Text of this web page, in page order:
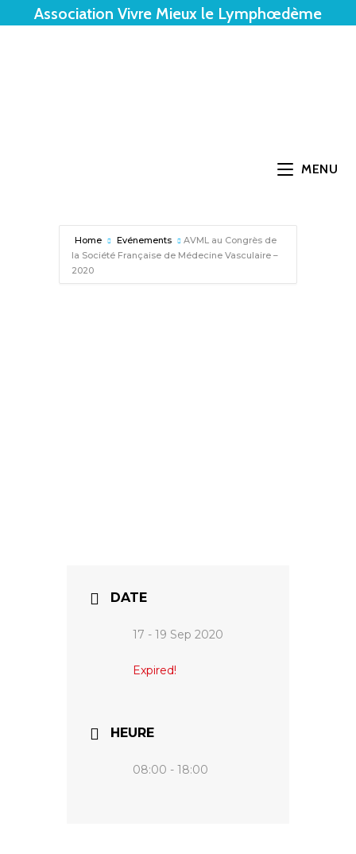
Association Vivre Mieux le Lymphœdème
MENU
Home Evénements
AVML au Congrès de
la Société Française de Médecine Vasculaire –
2020
DATE
17 - 19 Sep 2020
Expired!
HEURE
08:00 - 18:00